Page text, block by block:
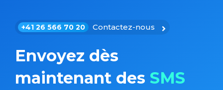
+41 26 566 70 20 Contactez-nous
Envoyez dès
maintenant des SMS